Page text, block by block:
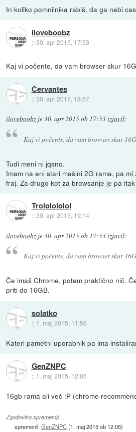
In koliko pomnilnika rabiš, da ga nebi
iloveboobz
::30. apr 2015, 17:53
Kaj vi počente, da vam browser skur
Cervantes
::30. apr 2015, 18:57
iloveboobz je30. apr 2015 ob 17:53izjavil:
Kaj vi počente, da vam browser skur
Tudi meni ni jqsno.
Imam na eni stari mašini 2G rama, pa
fraj. Za drugo kot za browsanje je pa
Trololololol
::30. apr 2015, 19:14
iloveboobz je30. apr 2015 ob 17:53izjavil:
Kaj vi počente, da vam browser skur
Če imaš Chrome, potem praktično nič.
priti do 16GB.
solatko
:: 1. maj 2015, 11:56
Kateri pametni uporabnik pa ima
GenZNPC
:: 1. maj 2015, 12:05
16gb rama ali več :P (chrome
Zgodovina sprememb…
spremenil:GenZNPC(1. maj 2015 ob 12:05)